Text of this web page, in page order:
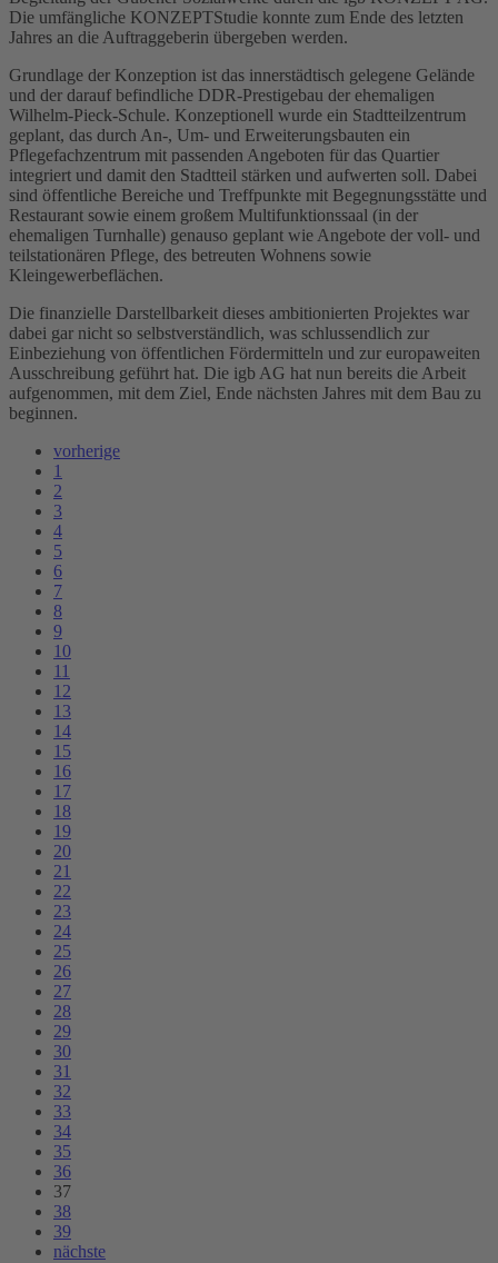
Die umfängliche KONZEPTStudie konnte zum Ende des letzten
Jahres an die Auftraggeberin übergeben werden.
Grundlage der Konzeption ist das innerstädtisch gelegene Gelände
und der darauf befindliche DDR-Prestigebau der ehemaligen
Wilhelm-Pieck-Schule. Konzeptionell wurde ein Stadtteilzentrum
geplant, das durch An-, Um- und Erweiterungsbauten ein
Pflegefachzentrum mit passenden Angeboten für das Quartier
integriert und damit den Stadtteil stärken und aufwerten soll. Dabei
sind öffentliche Bereiche und Treffpunkte mit Begegnungsstätte und
Restaurant sowie einem großem Multifunktionssaal (in der
ehemaligen Turnhalle) genauso geplant wie Angebote der voll- und
teilstationären Pflege, des betreuten Wohnens sowie
Kleingewerbeflächen.
Die finanzielle Darstellbarkeit dieses ambitionierten Projektes war
dabei gar nicht so selbstverständlich, was schlussendlich zur
Einbeziehung von öffentlichen Fördermitteln und zur europaweiten
Ausschreibung geführt hat. Die igb AG hat nun bereits die Arbeit
aufgenommen, mit dem Ziel, Ende nächsten Jahres mit dem Bau zu
beginnen.
vorherige
1
2
3
4
5
6
7
8
9
10
11
12
13
14
15
16
17
18
19
20
21
22
23
24
25
26
27
28
29
30
31
32
33
34
35
36
37
38
39
nächste